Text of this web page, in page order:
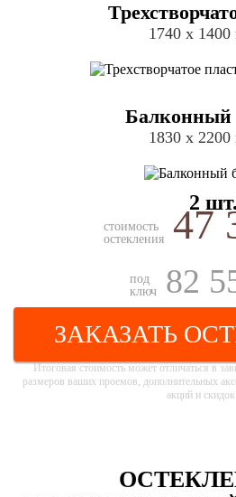
1740 х
Балконный
1830 х
2 шт.
стоимость
остекления
47
под
ключ
82
ЗАКАЗАТЬ
Итоговая стоимость может отличаться в
размеров ваших проемов, дополнительных
акций и скидок.